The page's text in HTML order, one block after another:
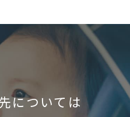
については